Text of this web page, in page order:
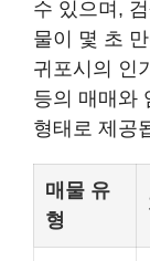
수 있으며,
물이 몇 초
귀포시의 인
등의 매매와
형태로 제공
매물 유
형